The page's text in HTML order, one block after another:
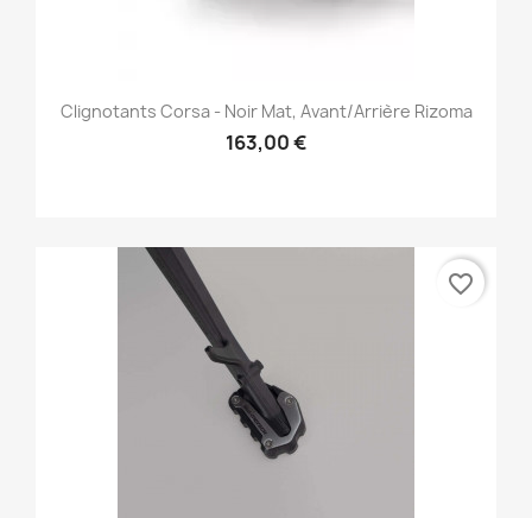
Clignotants Corsa - Noir Mat, Avant/Arrière Rizoma
163,00 €
favorite_border